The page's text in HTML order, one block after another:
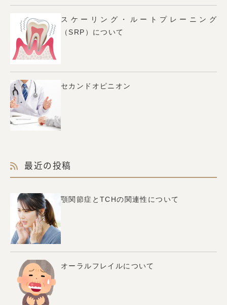
スケーリング・ルートプレーニング
（SRP）について
セカンドオピニオン
最近の投稿
顎関節症とTCHの関連性について
オーラルフレイルについて